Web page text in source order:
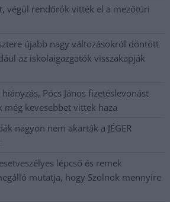
végül rendőrök vitték el a mezőtúri
újabb nagy változásokról döntött
az iskolaigazgatók visszakapják
Pócs János fizetéslevonást
még kevesebbet vittek haza
nagyon nem akarták a JÉGER
lépcső és remek
mutatja, hogy Szolnok mennyire